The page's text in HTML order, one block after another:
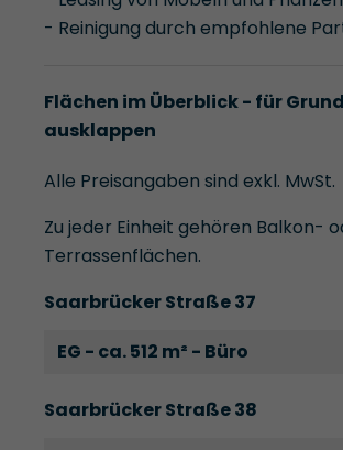
- Reinigung durch empfohlene
Flächen im Überblick - für
ausklappen
Alle Preisangaben sind exkl. MwSt.
Zu jeder Einheit gehören Balkon-
Terrassenflächen.
Saarbrücker Straße 37
EG - ca. 512 m² - Büro
Saarbrücker Straße 38